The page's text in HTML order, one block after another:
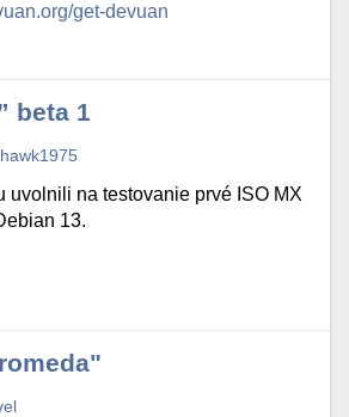
get-devuan
beta 1
uvolnili na testovanie prvé ISO MX
13.